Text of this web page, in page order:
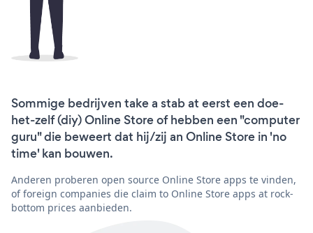
Sommige bedrijven take a stab at eerst een doe-
het-zelf (diy) Online Store of hebben een "computer
guru" die beweert dat hij/zij an Online Store in 'no
time' kan bouwen.
Anderen proberen open source Online Store apps te vinden,
of foreign companies die claim to Online Store apps at rock-
bottom prices aanbieden.